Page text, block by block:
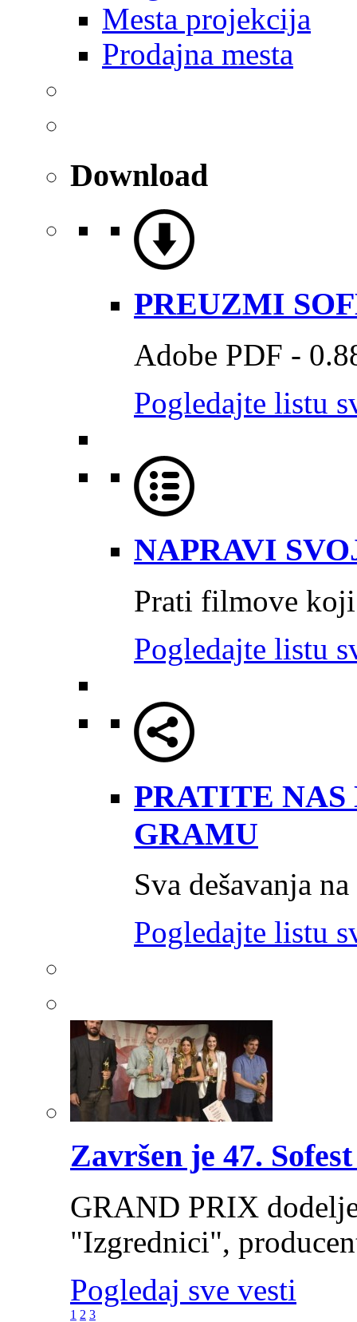
Mesta projekcija
Prodajna mesta
Download
PREUZMI
Adobe PDF -
Pogledajte listu
NAPRAVI
Prati filmove
Pogledajte listu
PRATITE NAS
GRAMU
Sva dešavanja
Pogledajte listu
Završen je 47.
GRAND PRIX
"Izgrednici",
Pogledaj sve vesti
1 2 3